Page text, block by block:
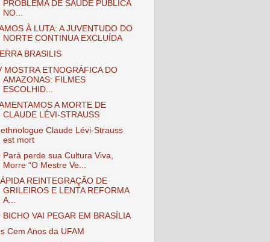
PROBLEMA DE SAÚDE PÚBLICA
NO...
À LUTA: A JUVENTUDO DO
NORTE CONTINUA EXCLUÍDA
BRASILIS
MOSTRA ETNOGRÁFICA DO
AMAZONAS: FILMES
ESCOLHID...
A MORTE DE
CLAUDE LÉVI-STRAUSS
Claude Lévi-Strauss
est mort
Pará perde sua Cultura Viva,
Morre “O Mestre Ve...
REINTEGRAÇÃO DE
GRILEIROS E LENTA REFORMA
A...
BICHO VAI PEGAR EM BRASÍLIA
Cem Anos da UFAM